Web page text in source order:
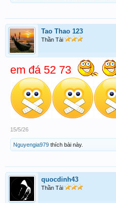
Tao Thao 123
Thần Tài
em đá 52 73
15/5/26
Nguyengia979 thích bài này.
quocdinh43
Thần Tài